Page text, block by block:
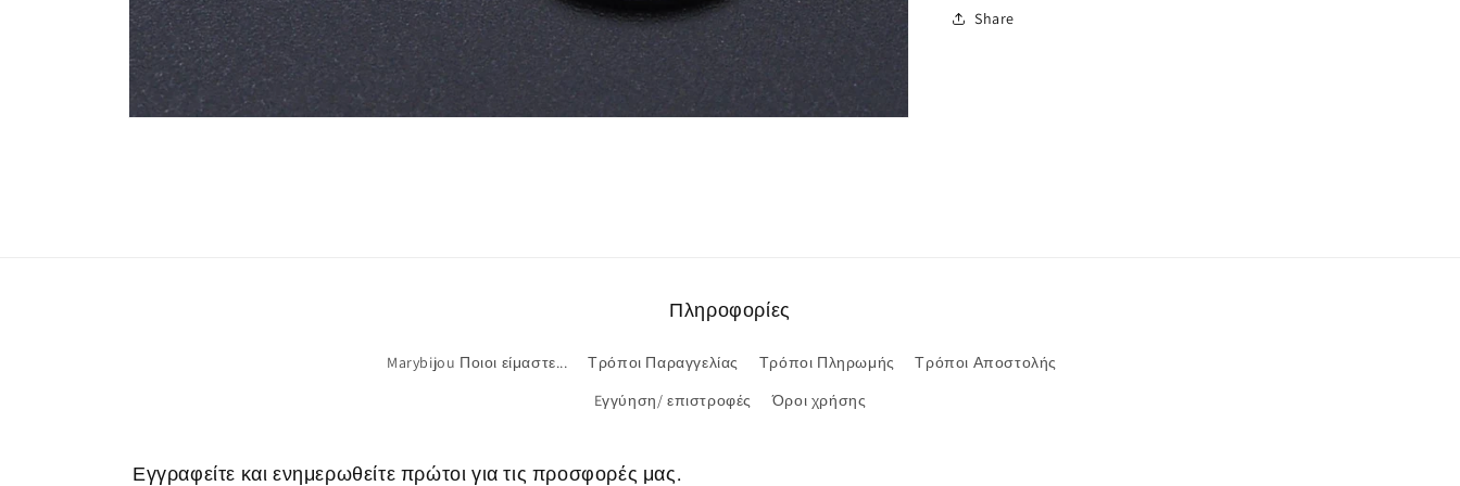
Share
Πληροφορίες
Marybijou Ποιοι είμαστε... Τρόποι Παραγγελίας Τρόποι Πληρωμής
Τρόποι Αποστολής
Eγγύηση/ επιστροφές
Όροι χρήσης
Εγγραφείτε και ενημερωθείτε πρώτοι για τις προσφορές μας.